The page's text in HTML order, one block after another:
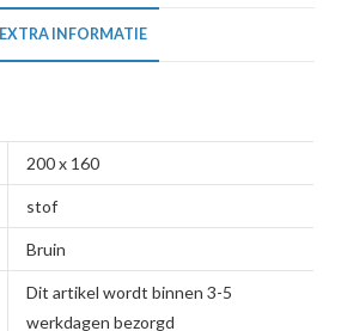
EXTRA INFORMATIE
200 x 160
stof
Bruin
Dit artikel wordt binnen 3-5
werkdagen bezorgd